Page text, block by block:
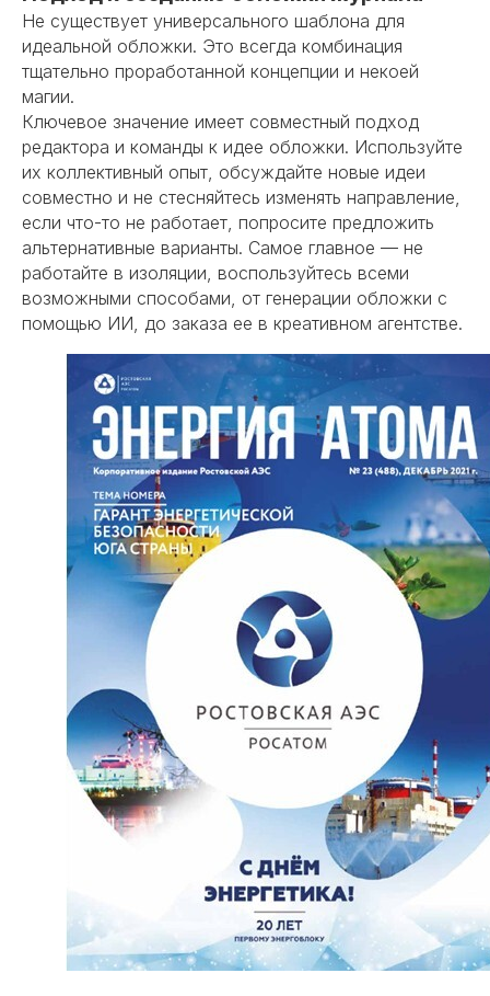
Не существует универсального шаблона для
идеальной обложки. Это всегда комбинация
тщательно проработанной концепции и некоей
магии.
Ключевое значение имеет совместный подход
редактора и команды к идее обложки. Используйте
их коллективный опыт, обсуждайте новые идеи
совместно и не стесняйтесь изменять направление,
если что-то не работает, попросите предложить
альтернативные варианты. Самое главное — не
работайте в изоляции, воспользуйтесь всеми
возможными способами, от генерации обложки с
помощью ИИ, до заказа ее в креативном агентстве.